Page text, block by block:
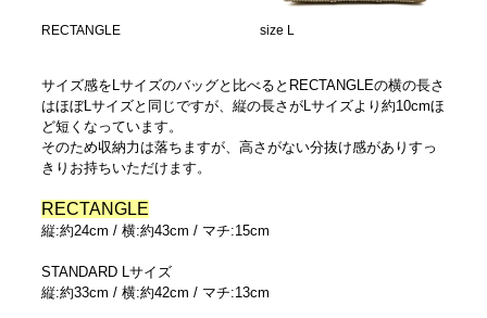
RECTANGLE size L
サイズ感をLサイズのバッグと比べるとRECTANGLEの横の長さ
はほぼLサイズと同じですが、縦の長さがLサイズより約10cmほ
ど短くなっています。
そのため収納力は落ちますが、高さがない分抜け感がありすっ
きりお持ちいただけます。
RECTANGLE
縦:約24cm / 横:約43cm / マチ:15cm
STANDARD Lサイズ
縦:約33cm / 横:約42cm / マチ:13cm